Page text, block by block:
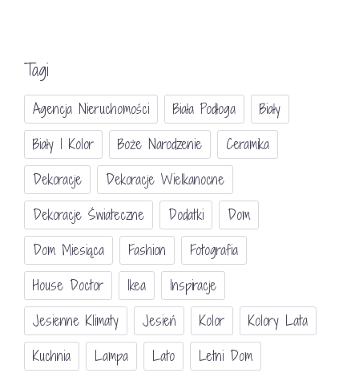
Tagi
Agencja Nieruchomości Biała Podłoga
Biały
Biały I Kolor
Boże Narodzenie
Ceramika
Dekoracje
Dekoracje Wielkanocne
Dekoracje Świateczne
Dodatki
Dom
Dom Miesiąca
Fashion
Fotografia
House Doctor
Ikea
Inspiracje
Jesienne Klimaty
Jesień Kolor
Kolory Lata
Kuchnia
Lampa Lato
Letni Dom